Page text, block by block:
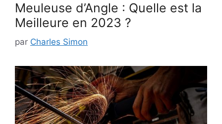
Meuleuse d’Angle : Quelle est la
Meilleure en 2023 ?
par Charles Simon